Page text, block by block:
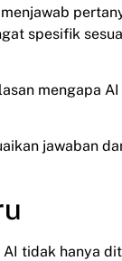
spesifik
mengapa
jawaban
tidak hanya